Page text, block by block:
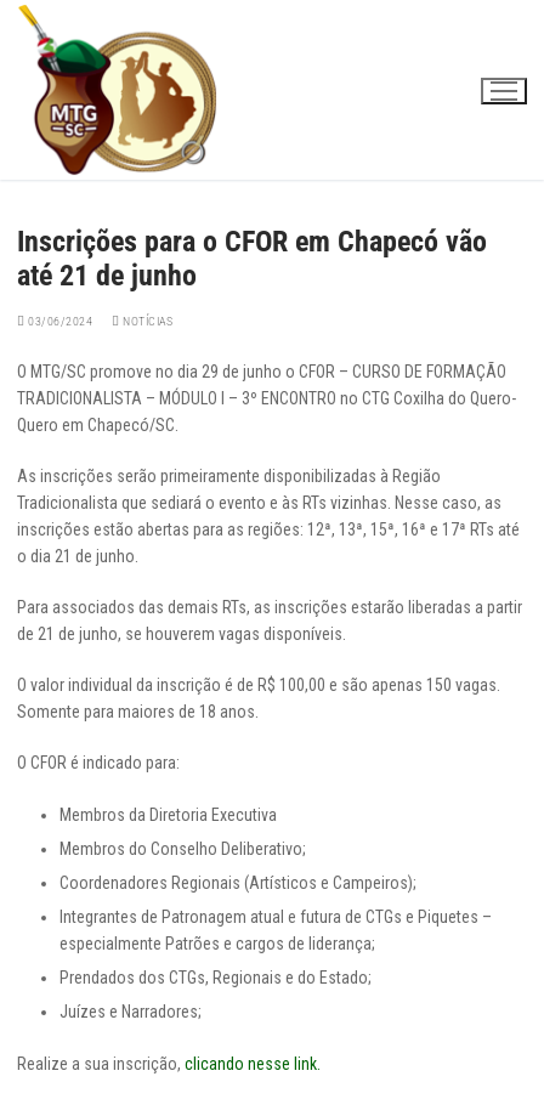
Pular
conteúdo
Inscrições para o CFOR em Chapecó vão
até 21 de junho
03/06/2024 NOTÍCIAS
O MTG/SC promove no dia 29 de junho o CFOR – CURSO DE FORMAÇÃO
TRADICIONALISTA – MÓDULO I – 3º ENCONTRO no CTG Coxilha do Quero-
Quero em Chapecó/SC.
As inscrições serão primeiramente disponibilizadas à Região
Tradicionalista que sediará o evento e às RTs vizinhas. Nesse caso, as
inscrições estão abertas para as regiões: 12ª, 13ª, 15ª, 16ª e 17ª RTs até
o dia 21 de junho.
Para associados das demais RTs, as inscrições estarão liberadas a partir
de 21 de junho, se houverem vagas disponíveis.
O valor individual da inscrição é de R$ 100,00 e são apenas 150 vagas.
Somente para maiores de 18 anos.
O CFOR é indicado para:
Membros da Diretoria Executiva
Membros do Conselho Deliberativo;
Coordenadores Regionais (Artísticos e Campeiros);
Integrantes de Patronagem atual e futura de CTGs e Piquetes –
especialmente Patrões e cargos de liderança;
Prendados dos CTGs, Regionais e do Estado;
Juízes e Narradores;
Realize a sua inscrição, clicando nesse link.